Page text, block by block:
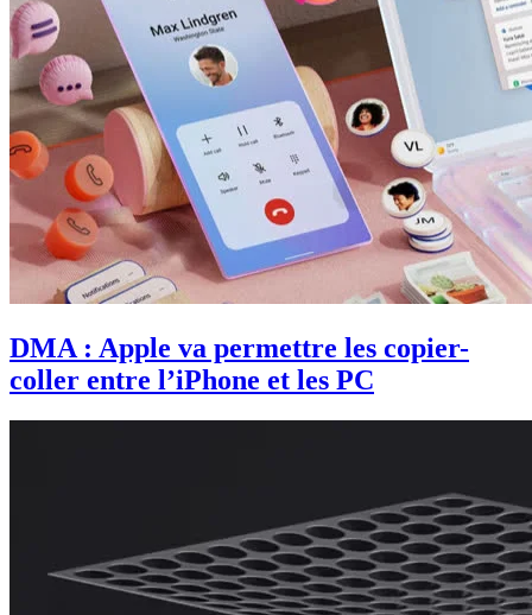
DMA : Apple va permettre les copier-
coller entre l’iPhone et les PC